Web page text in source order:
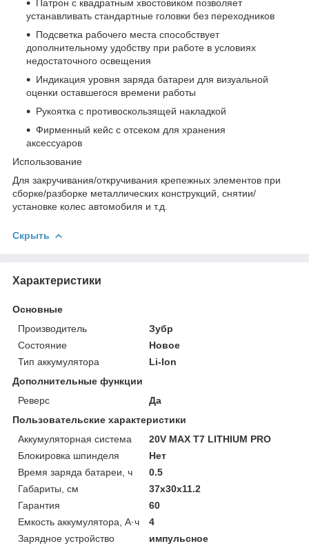
Патрон с квадратным хвостовиком позволяет
устанавливать стандартные головки без переходников
Подсветка рабочего места способствует
дополнительному удобству при работе в условиях
недостаточного освещения
Индикация уровня заряда батареи для визуальной
оценки оставшегося времени работы
Рукоятка с противоскользящей накладкой
Фирменный кейс с отсеком для хранения
аксессуаров
Использование
Для закручивания/откручивания крепежных элементов при
сборке/разборке металлических конструкций, снятии/
установке колес автомобиля и т.д.
Скрыть
Характеристики
Основные
Производитель
Зубр
Состояние
Новое
Тип аккумулятора
Li-Ion
Дополнительные функции
Реверс
Да
Пользовательские характеристики
Аккумуляторная система
20V MAX T7 LITHIUM PRO
Блокировка шпинделя
Нет
Время заряда батареи, ч
0.5
Габариты, см
37x30x11.2
Гарантия
60
Емкость аккумулятора, А·ч
4
Зарядное устройство
импульсное